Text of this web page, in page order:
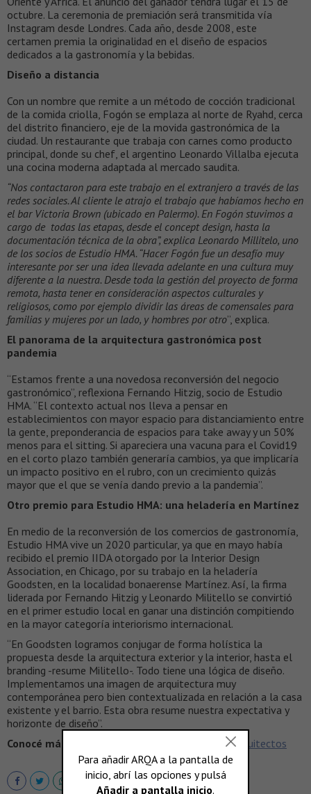
octubre. La ceremonia de premiación será transmitida vía
Instagram desde Londres. Cada año, desde 2008, este
certamen premia la originalidad en el diseño de espacios
dedicados a la gastronomía y la bebidas.
Diseño a distancia
Con un nombre que remite a un método de cocción tradicional
de la comida criolla, Fogón se emplaza al norte de Ryahd, cerca
del distrito financiero, eje de la movida gastronómica de la
ciudad. Un restaurante que trabaja con carnes como producto
principal, donde su chef, el argentino Leonardo Villalba ejecuta
una cocina moderna adaptada al mercado saudita.
“Nos contactaron para este trabajo en el extranjero a través de las
redes sociales. Al cliente le atrajo el trabajo que habíamos hecho en
el bar Victoria Brown (ubicado en Palermo). En Fogón stuvimos a
cargo de todas las etapas, desde el concept design, hasta la
documentación técnica de la obra”, explica Leonardo Millitelo, uno
de los socios de Estudio HMA. “Hacer Fogón fue un desafío muy
interesante por ser una idea llevada adelante en una cultura muy
diferente a la nuestra. Desde toda la gestión del proyecto de forma
remota, hasta tener en consideración aspectos culturales y
religiosos, como por ejemplo dividir las áreas de comensales para
familias y mujeres por un lado, y hombres por otro”, explica.
El panorama de la arquitectura gastronómica post
pandemia
“Estamos frente a una novedosa reconversión del negocio
gastronómico”, reflexiona Fernando Hitzig, socio de Estudio
HMA. “El contexto actual nos lleva a pensar en
establecimientos con mayor espacio para distanciamiento entre
la gente, preponderancia de espacios para take away y un 50%
menos para el sitting. Si apareciera una vacuna para el Covid19
en el corto plazo también generaría cambios, ya que implicaría
un impacto positivo en el rubro, con un crecimiento quizás
mayor que el que se venía dando previo a la pandemia”.
Otro premio para Estudio HMA: una heladería en Martínez
En medio de la reconversión de los comercios de gastronomía,
Estudio HMA vive un 2020 particular, ya que en mayo había
recibido el premio IIDA otorgado por la Interior Design
Association, en Chicago, por su trabajo en la heladería
Goodsten, en la localidad bonaerense Martínez. Así, la firma
liderada por Fernando Hitzig y Leonardo Militello se convirtió
en el primer estudio local en ganar una distinción compitiendo
en la mayor categoría interiorismo internacional.
“En Goodsten logramos conjugar de forma holística la
propuesta desde la arquitectura exterior y la interior, hasta el
branding -resume Militello-. Todo tiene una lógica de diseño.
Implementamos una imagen de arquitectura muy
contemporánea pero bien contextualizada en relación a la casa
existente y el barrio. Esta obra resume nuestra expectativa y
horizonte de diseño”.
Conocé más sobre el estudio >
Hitzig Militello Arquitectos